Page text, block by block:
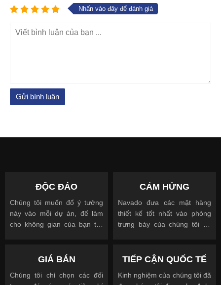
Nhấn vào đây để đánh giá
ĐỘC ĐÁO
Chúng tôi muốn đổ ý tưởng
này vào mỗi dự án, để làm
cho không gian của bạn trở
CẢM HỨNG
Navado đưa các mặt hàng
thiết kế tốt nhất vào phòng
trưng bày của chúng tôi để
GIÁ BÁN
Chúng tôi chỉ chọn các đối
TIẾP CẬN QUỐC TẾ
Kinh nghiệm của chúng tôi đã